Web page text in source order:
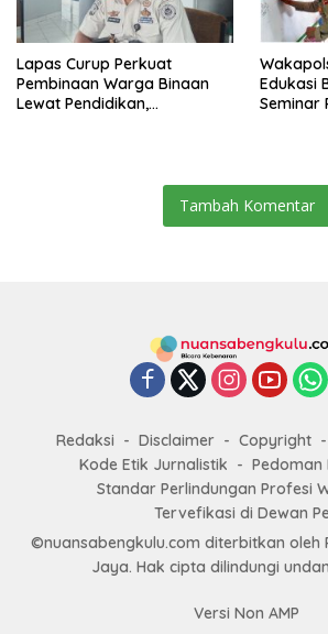
Lapas Curup Perkuat
Pembinaan Warga Binaan
Lewat Pendidikan,
Edukasi
Seminar
Tambah Komentar
Redaksi Disclaimer Copyright
Kode Etik Jurnalistik
Pedoman
Standar Perlindungan Profesi
Tervefikasi di Dewan
©nuansabengkulu.com diterbitkan oleh
Jaya. Hak cipta dilindungi
Versi Non AMP